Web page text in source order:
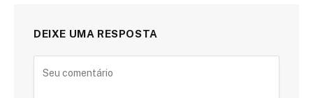
DEIXE UMA RESPOSTA